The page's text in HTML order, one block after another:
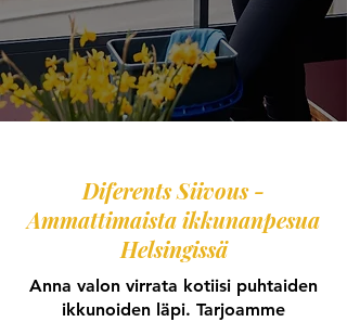
Diferents Siivous -
Ammattimaista ikkunanpesua
Helsingissä
Anna valon virrata kotiisi puhtaiden
ikkunoiden läpi. Tarjoamme